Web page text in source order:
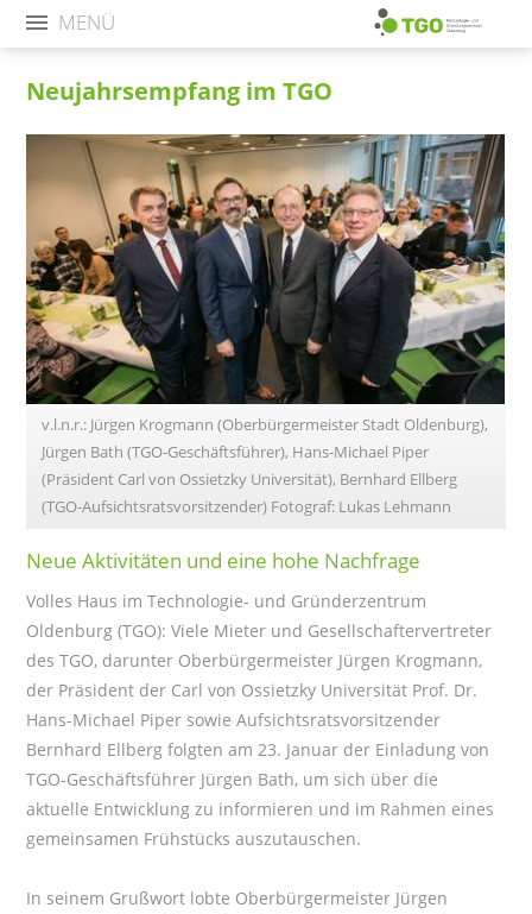
MENÜ
Neujahrsempfang im TGO
v.l.n.r.: Jürgen Krogmann (Oberbürgermeister Stadt Oldenburg),
Jürgen Bath (TGO-Geschäftsführer), Hans-Michael Piper
(Präsident Carl von Ossietzky Universität), Bernhard Ellberg
(TGO-Aufsichtsratsvorsitzender) Fotograf: Lukas Lehmann
Neue Aktivitäten und eine hohe Nachfrage
Volles Haus im Technologie- und Gründerzentrum
Oldenburg (TGO): Viele Mieter und Gesellschaftervertreter
des TGO, darunter Oberbürgermeister Jürgen Krogmann,
der Präsident der Carl von Ossietzky Universität Prof. Dr.
Hans-Michael Piper sowie Aufsichtsratsvorsitzender
Bernhard Ellberg folgten am 23. Januar der Einladung von
TGO-Geschäftsführer Jürgen Bath, um sich über die
aktuelle Entwicklung zu informieren und im Rahmen eines
gemeinsamen Frühstücks auszutauschen.
In seinem Grußwort lobte Oberbürgermeister Jürgen